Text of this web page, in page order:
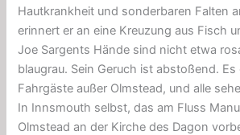
Hautkrankheit und sonderbaren Falten
erinnert er an eine Kreuzung aus Fisch
Joe Sargents Hände sind nicht etwa
blaugrau. Sein Geruch ist abstoßend.
Fahrgäste außer Olmstead, und alle
In Innsmouth selbst, das am Fluss
Olmstead an der Kirche des Dagon